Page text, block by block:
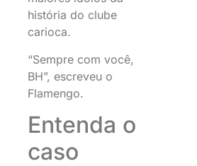
história do clube
carioca.
“Sempre com você,
BH”, escreveu o
Flamengo.
Entenda o
caso